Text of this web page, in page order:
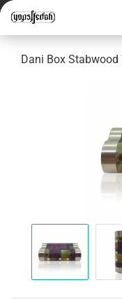
Dani Box Stabwood